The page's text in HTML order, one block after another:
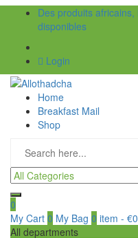
Des produits
disponibles
Login
Home
Breakfast Mail
Shop
0
My Cart 0 My Bag 0 item - €
All departments